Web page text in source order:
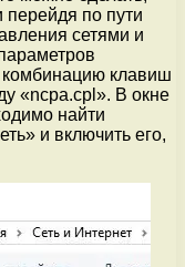
по пути
сетями и
клавиш
«ncpa.cpl». В окне
найти
и включить его,